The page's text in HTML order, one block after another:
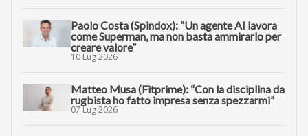
Paolo Costa (Spindox): “Un agente AI lavora
come Superman, ma non basta ammirarlo per
creare valore”
10 Lug 2026
Matteo Musa (Fitprime): “Con la disciplina da
rugbista ho fatto impresa senza spezzarmi”
07 Lug 2026